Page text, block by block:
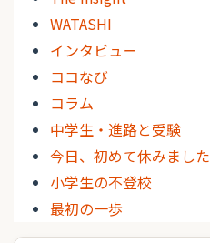
WATASHI
インタビュー
ココなび
コラム
中学生・進路と受験
今日、初めて休みました
小学生の不登校
最初の一歩